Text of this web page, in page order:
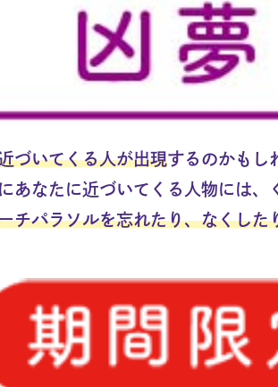
づいてくる人が出現するのかもし
あなたに近づいてくる人物には、
チパラソルを忘れたり、なくし